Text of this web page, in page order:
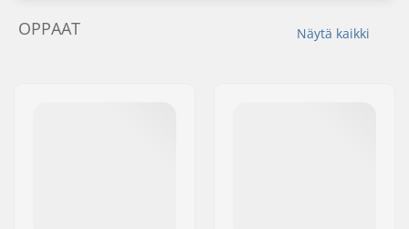
Näytä kaikki
OPPAAT